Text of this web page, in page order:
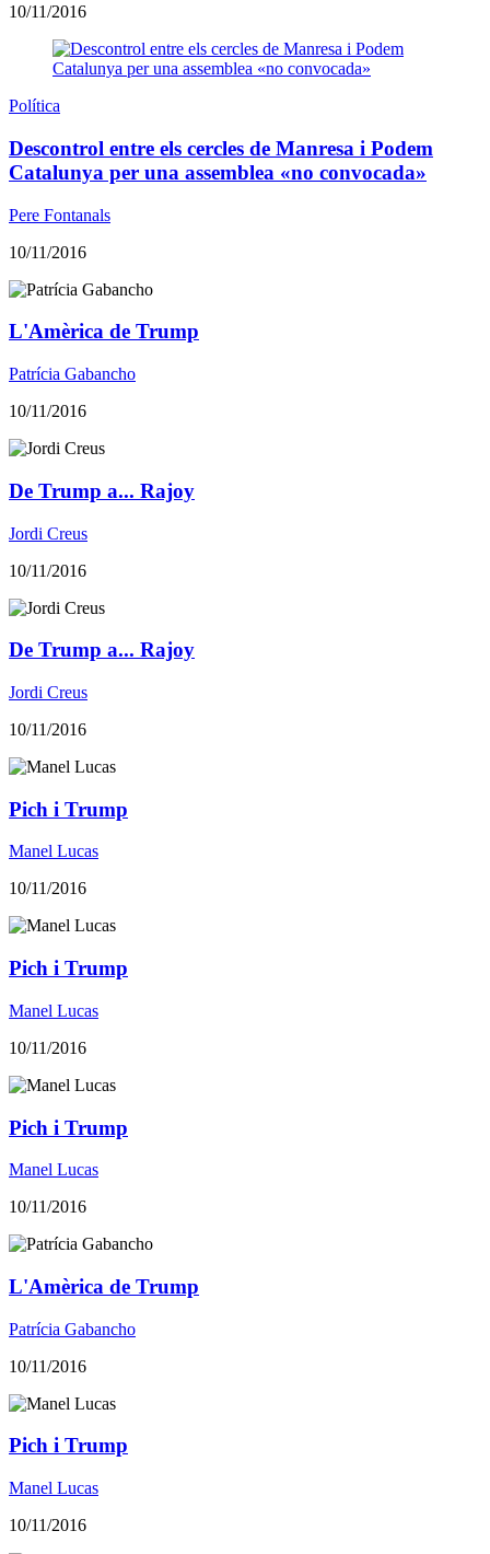
10/11/2016
Política
Descontrol entre els cercles de Manresa i Podem
Catalunya per una assemblea «no convocada»
Pere Fontanals
10/11/2016
L'Amèrica de Trump
Patrícia Gabancho
10/11/2016
De Trump a... Rajoy
Jordi Creus
10/11/2016
De Trump a... Rajoy
Jordi Creus
10/11/2016
Pich i Trump
Manel Lucas
10/11/2016
Pich i Trump
Manel Lucas
10/11/2016
Pich i Trump
Manel Lucas
10/11/2016
L'Amèrica de Trump
Patrícia Gabancho
10/11/2016
Pich i Trump
Manel Lucas
10/11/2016